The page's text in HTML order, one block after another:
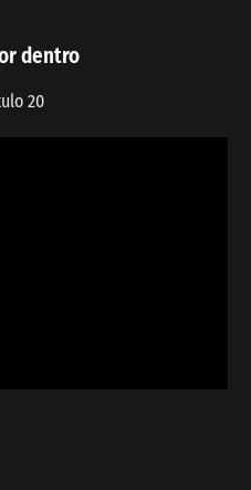
dentro
20